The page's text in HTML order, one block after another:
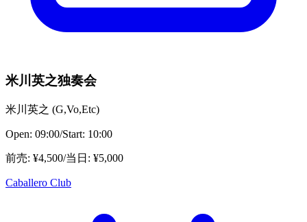
米川英之独奏会
米川英之 (G,Vo,Etc)
Open: 09:00/Start: 10:00
前売: ¥4,500/当日 : ¥5,000
Caballero Club